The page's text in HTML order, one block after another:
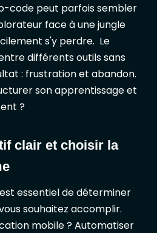
code peut parfois sembler
face à une jungle
s'y perdre. Le
différents outils sans
: frustration et abandon.
son apprentissage et
?
clair et choisir la
essentiel de déterminer
souhaitez accomplir.
mobile ? Automatiser